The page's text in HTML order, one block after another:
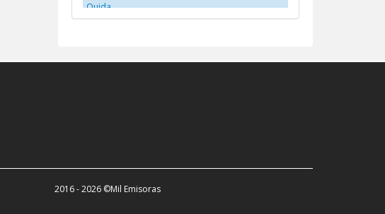
Oujda
2016 - 2026 ©Mil Emisoras